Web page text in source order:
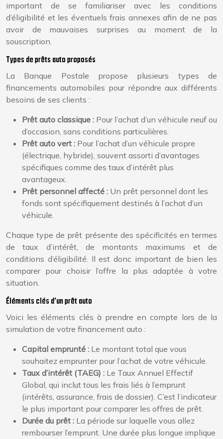
important de se familiariser avec les conditions
d’éligibilité et les éventuels frais annexes afin de ne pas
avoir de mauvaises surprises au moment de la
souscription.
Types de prêts auto proposés
La Banque Postale propose plusieurs types de
financements automobiles pour répondre aux différents
besoins de ses clients :
Prêt auto classique : Pour l’achat d’un véhicule neuf ou
d’occasion, sans conditions particulières.
Prêt auto vert : Pour l’achat d’un véhicule propre
(électrique, hybride), souvent assorti d’avantages
spécifiques comme des taux d’intérêt plus
avantageux.
Prêt personnel affecté : Un prêt personnel dont les
fonds sont spécifiquement destinés à l’achat d’un
véhicule.
Chaque type de prêt présente des spécificités en termes
de taux d’intérêt, de montants maximums et de
conditions d’éligibilité. Il est donc important de bien les
comparer pour choisir l’offre la plus adaptée à votre
situation.
Éléments clés d’un prêt auto
Voici les éléments clés à prendre en compte lors de la
simulation de votre financement auto :
Capital emprunté : Le montant total que vous
souhaitez emprunter pour l’achat de votre véhicule.
Taux d’intérêt (TAEG) : Le Taux Annuel Effectif
Global, qui inclut tous les frais liés à l’emprunt
(intérêts, assurance, frais de dossier). C’est l’indicateur
le plus important pour comparer les offres de prêt.
Durée du prêt : La période sur laquelle vous allez
rembourser l’emprunt. Une durée plus longue implique